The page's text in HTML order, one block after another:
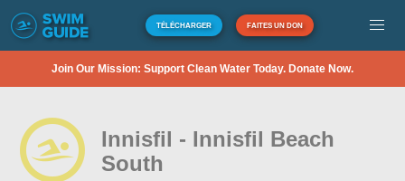
TÉLÉCHARGER FAITES UN DON
Join Our Mission: Support Clean Water Today. Donate Now.
Innisfil - Innisfil Beach
South